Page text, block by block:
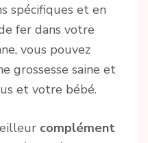
spécifiques et en
fer dans votre
vous pouvez
grossesse saine et
et votre bébé.
complément